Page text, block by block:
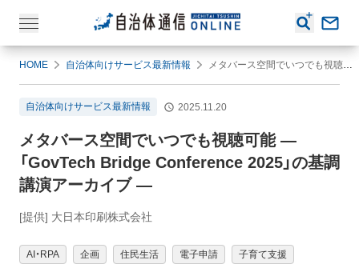
HOME 自治体向けサービス最新情報 メタバース空間でいつでも視聴可能 ― 「GovTech Bridge Conference 2025」の基調講演アーカイブ ―
自治体向けサービス最新情報 2025.11.20
メタバース空間でいつでも視聴可能 ―
「GovTech Bridge Conference 2025」の基調
講演アーカイブ ―
[提供] 大日本印刷株式会社
AI・RPA 企画 住民生活 電子申請 子育て支援